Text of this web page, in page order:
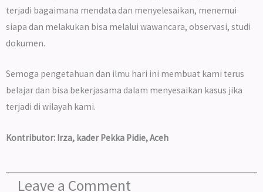
terjadi bagaimana mendata dan menyelesaikan, menemui
siapa dan melakukan bisa melalui wawancara, observasi, studi
dokumen.
Semoga pengetahuan dan ilmu hari ini membuat kami terus
belajar dan bisa bekerjasama dalam menyesaikan kasus jika
terjadi di wilayah kami.
Kontributor: Irza, kader Pekka Pidie, Aceh
Leave a Comment